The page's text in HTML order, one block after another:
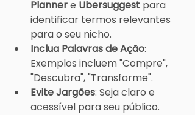
Planner e Ubersuggest para
identificar termos relevantes
para o seu nicho.
Inclua Palavras de Ação:
Exemplos incluem "Compre",
"Descubra", "Transforme".
Evite Jargões: Seja claro e
acessível para seu público.